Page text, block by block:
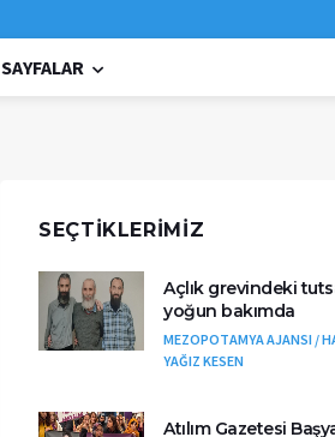
SAYFALAR
SEÇTIKLERIMIZ
Açlık grevindeki
yoğun bakımda
MEZOPOTAMYA AJANSI /
YAĞIZ KESEN
Atılım Gazetesi